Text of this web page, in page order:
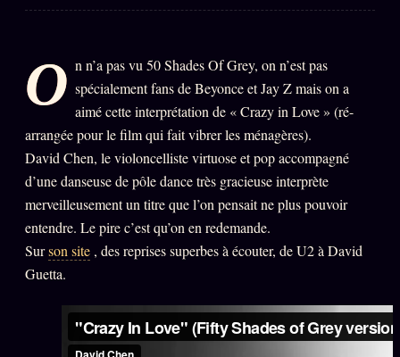
ALT NEWS GOSSIP
PRÉDICTIONS INFOFICTION
L'ORACLE Z/S 12 PRODUITS
Chat Oracle LIVE
Oracle z/S
Oracle Analyse
Oracle Éclair
O n n’a pas vu 50 Shades Of Grey, on n’est pas
spécialement fans de Beyonce et Jay Z mais on a
aimé cette interprétation de « Crazy in Love » (ré-
arrangée pour le film qui fait vibrer les ménagères).
David Chen, le violoncelliste virtuose et pop accompagné
d’une danseuse de pôle dance très gracieuse interprète
merveilleusement un titre que l’on pensait ne plus pouvoir
entendre. Le pire c’est qu’on en redemande.
Surson site , des reprises superbes à écouter, de U2 à David
Guetta.